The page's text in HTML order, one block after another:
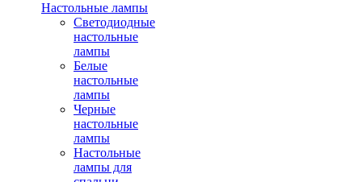
Настольные лампы
Светодиодные
настольные
лампы
Белые
настольные
лампы
Черные
настольные
лампы
Настольные
лампы для